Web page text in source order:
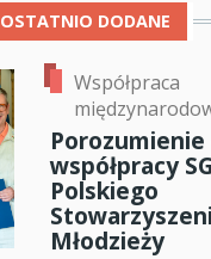
OSTATNIO DODANE
Współpraca
Porozumienie
współpracy
Polskiego
Młodzieży